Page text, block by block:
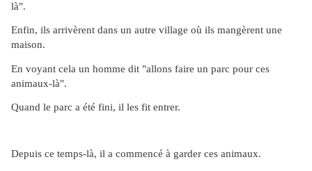
là".
Enfin, ils arrivèrent dans un autre village où ils mangèrent une
maison.
En voyant cela un homme dit "allons faire un parc pour ces
animaux-là".
Quand le parc a été fini, il les fit entrer.
Depuis ce temps-là, il a commencé à garder ces animaux.